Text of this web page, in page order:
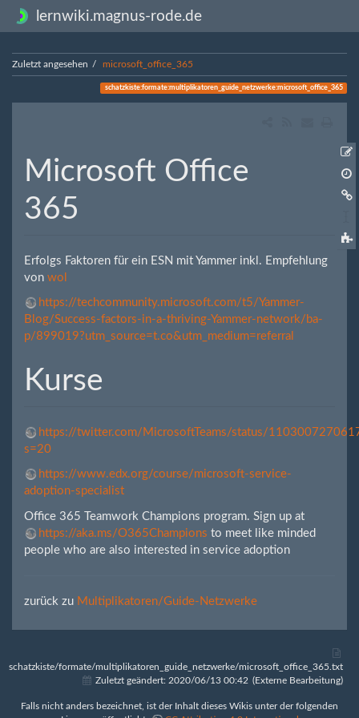
lernwiki.magnus-rode.de
Zuletzt angesehen microsoft_office_365
schatzkiste:formate:multiplikatoren_guide_netzwerke:microsoft_office_365
Microsoft Office
365
Erfolgs Faktoren für ein ESN mit Yammer inkl. Empfehlung
von wol
https://techcommunity.microsoft.com/t5/Yammer-
Blog/Success-factors-in-a-thriving-Yammer-network/ba-
p/899019?utm_source=t.co&utm_medium=referral
Kurse
https://twitter.com/MicrosoftTeams/status/
s=20
https://www.edx.org/course/microsoft-service-
adoption-specialist
Office 365 Teamwork Champions program. Sign up at
https://aka.ms/O365Champions to meet like minded
people who are also interested in service adoption
zurück zu Multiplikatoren/Guide-Netzwerke
schatzkiste/formate/multiplikatoren_guide_netzwerke/microsoft_office_365.txt
Zuletzt geändert: 2020/06/13 00:42 (Externe Bearbeitung)
Falls nicht anders bezeichnet, ist der Inhalt dieses Wikis unter der folgenden